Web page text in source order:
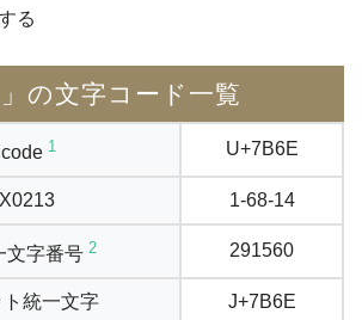
る
」の文字コード一覧
1 U+7B6E
1-68-14
文字番号 2 291560
統一文字 J+7B6E